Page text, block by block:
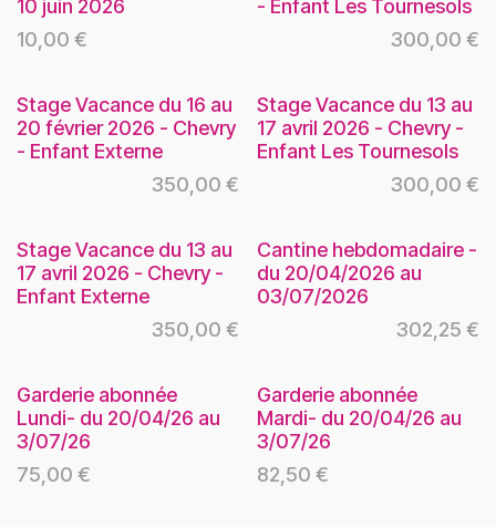
10 juin 2026
10,00 €
- Enfant Les Tournesols
300,00 €
Stage Vacance du 16 au
20 février 2026 - Chevry
- Enfant Externe
350,00 €
Stage Vacance du 13 au
17 avril 2026 - Chevry -
Enfant Les Tournesols
300,00 €
Stage Vacance du 13 au
17 avril 2026 - Chevry -
Enfant Externe
350,00 €
Cantine hebdomadaire -
du 20/04/2026 au
03/07/2026
302,25 €
Garderie abonnée
Lundi- du 20/04/26 au
3/07/26
75,00 €
Garderie abonnée
Mardi- du 20/04/26 au
3/07/26
82,50 €